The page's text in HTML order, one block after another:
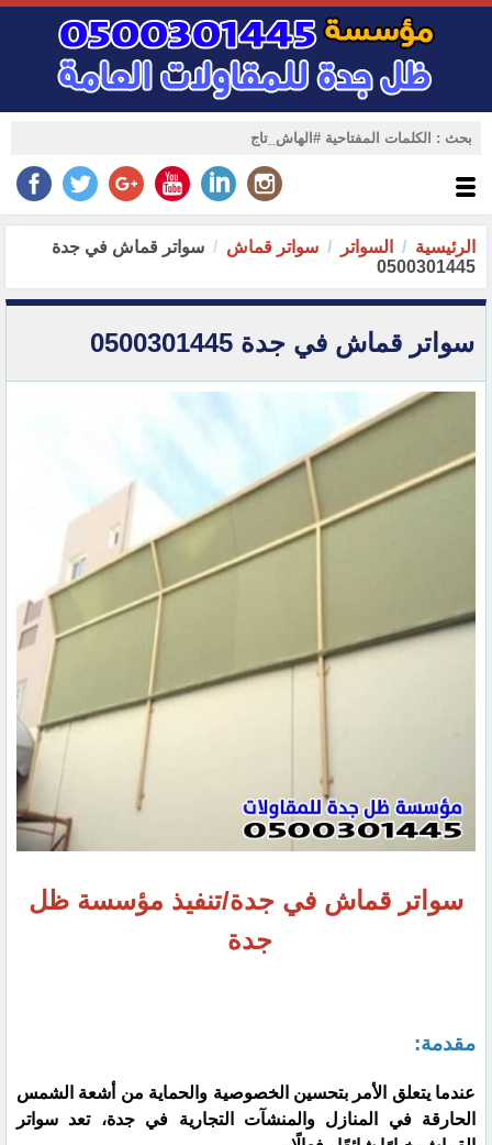
الرئيسية السواتر سواتر قماش
سواتر قماش في جدة
0500301445
سواتر قماش في جدة 0500301445
سواتر قماش في جدة/تنفيذ مؤسسة ظل
جدة
مقدمة:
عندما يتعلق الأمر بتحسين الخصوصية والحماية من أشعة الشمس
الحارقة في المنازل والمنشآت التجارية في جدة، تعد سواتر